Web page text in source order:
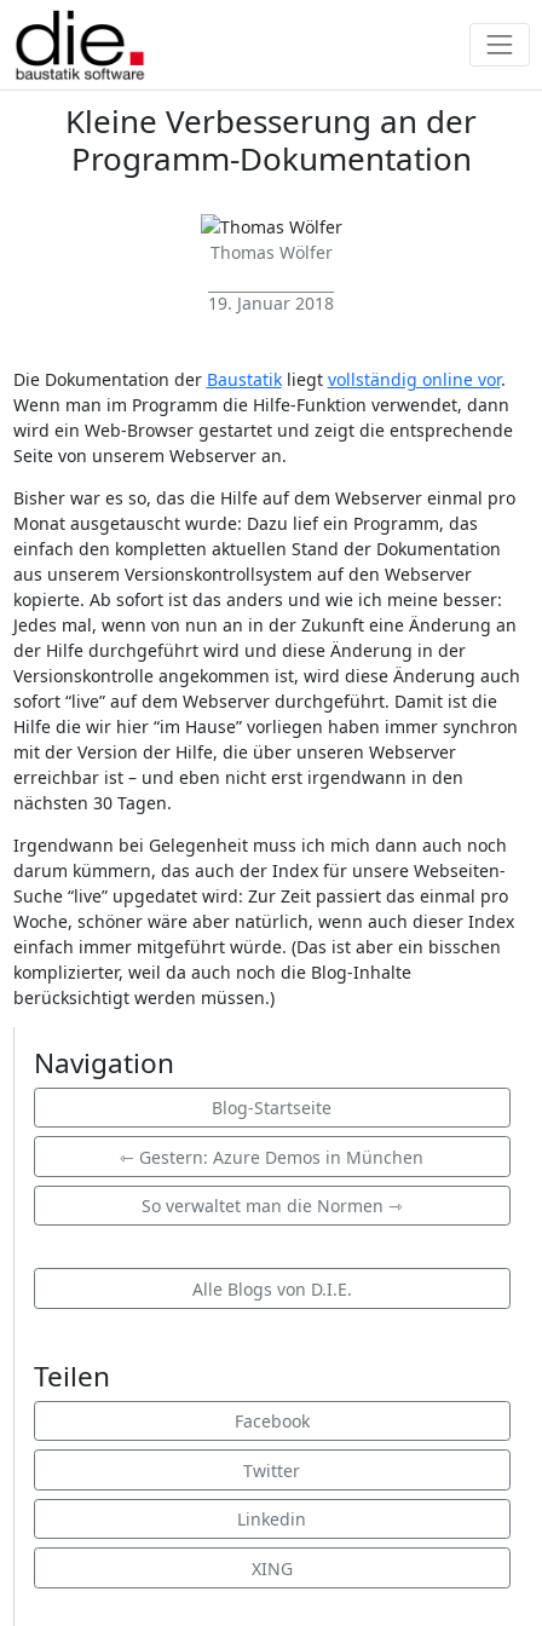
Kleine Verbesserung an der
Programm-Dokumentation
Thomas Wölfer
19. Januar 2018
Die Dokumentation der Baustatikliegt vollständig online vor.
Wenn man im Programm die Hilfe-Funktion verwendet, dann
wird ein Web-Browser gestartet und zeigt die entsprechende
Seite von unserem Webserver an.
Bisher war es so, das die Hilfe auf dem Webserver einmal pro
Monat ausgetauscht wurde: Dazu lief ein Programm, das
einfach den kompletten aktuellen Stand der Dokumentation
aus unserem Versionskontrollsystem auf den Webserver
kopierte. Ab sofort ist das anders und wie ich meine besser:
Jedes mal, wenn von nun an in der Zukunft eine Änderung an
der Hilfe durchgeführt wird und diese Änderung in der
Versionskontrolle angekommen ist, wird diese Änderung auch
sofort “live” auf dem Webserver durchgeführt. Damit ist die
Hilfe die wir hier “im Hause” vorliegen haben immer synchron
mit der Version der Hilfe, die über unseren Webserver
erreichbar ist – und eben nicht erst irgendwann in den
nächsten 30 Tagen.
Irgendwann bei Gelegenheit muss ich mich dann auch noch
darum kümmern, das auch der Index für unsere Webseiten-
Suche “live” upgedatet wird: Zur Zeit passiert das einmal pro
Woche, schöner wäre aber natürlich, wenn auch dieser Index
einfach immer mitgeführt würde. (Das ist aber ein bisschen
komplizierter, weil da auch noch die Blog-Inhalte
berücksichtigt werden müssen.)
Navigation
Blog-Startseite
⇽ Gestern: Azure Demos in München
So verwaltet man die Normen ⇾
Alle Blogs von D.I.E.
Teilen
Facebook
Twitter
Linkedin
XING